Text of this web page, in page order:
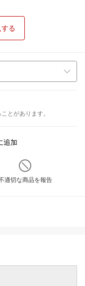
る
とがあります。
追加
適切な商品を報告